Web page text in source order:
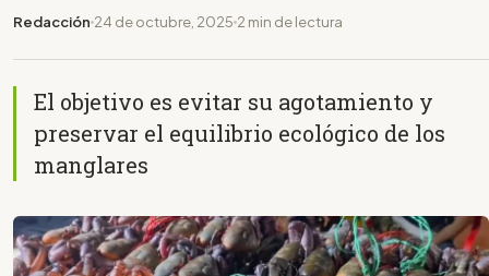
Redacción 24 de octubre, 2025 2 min de lectura
El objetivo es evitar su agotamiento y
preservar el equilibrio ecológico de los
manglares